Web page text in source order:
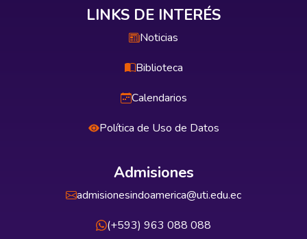
LINKS DE INTERÉS
Noticias
Biblioteca
Calendarios
Política de Uso de Datos
Admisiones
admisionesindoamerica@uti.edu.ec
(+593) 963 088 088